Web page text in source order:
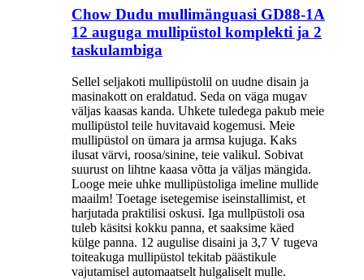
Chow Dudu mullimänguasi GD88-1A
12 auguga mullipüstol komplekti ja 2
taskulambiga
Sellel seljakoti mullipüstolil on uudne disain ja
masinakott on eraldatud. Seda on väga mugav
väljas kaasas kanda. Uhkete tuledega pakub meie
mullipüstol teile huvitavaid kogemusi. Meie
mullipüstol on ümara ja armsa kujuga. Kaks
ilusat värvi, roosa/sinine, teie valikul. Sobivat
suurust on lihtne kaasa võtta ja väljas mängida.
Looge meie uhke mullipüstoliga imeline mullide
maailm! Toetage isetegemise iseinstallimist, et
harjutada praktilisi oskusi. Iga mullpüstoli osa
tuleb käsitsi kokku panna, et saaksime käed
külge panna. 12 augulise disaini ja 3,7 V tugeva
toiteakuga mullipüstol tekitab päästikule
vajutamisel automaatselt hulgaliselt mulle.